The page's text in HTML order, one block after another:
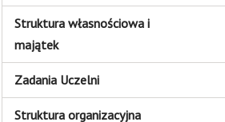
Struktura własnościowa i
majątek
Zadania Uczelni
Struktura organizacyjna